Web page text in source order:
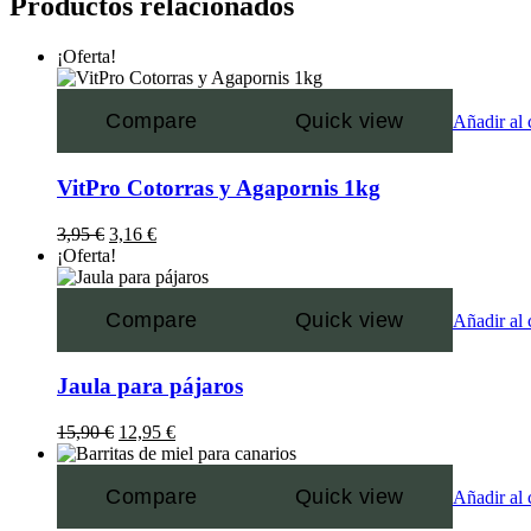
Productos relacionados
¡Oferta!
Compare Quick view Añadir al
VitPro Cotorras y Agapornis 1kg
3,95€ 3,16 €
¡Oferta!
Compare Quick view Añadir al
Jaula para pájaros
15,90€ 12,95 €
Compare Quick view Añadir al